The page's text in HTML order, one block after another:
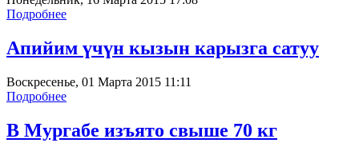
Подробнее
Апийим үчүн кызын карызга сатуу
Воскресенье, 01 Марта 2015 11:11
Подробнее
В Мургабе изъято свыше 70 кг